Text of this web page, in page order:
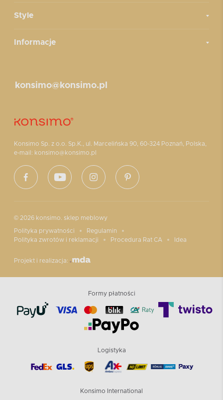
Style
Informacje
Konsimo Sp. z o.o. Sp.K., ul. Marcelińska 90, 60-324 Poznań, Polska,
e-mail: konsimo@konsimo.pl
konsimo@konsimo.pl
© 2026 konsimo. sklep meblowy
Polityka prywatności
Regulamin
Polityka zwrotów i reklamacji
Procedura Rat CA Idea
Projekt i realizacja:
Formy płatności
Logistyka
Konsimo International